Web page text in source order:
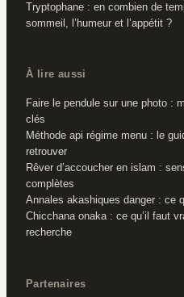
Tryptophane : en combien de
sommeil, l’humeur et l’appétit ?
À lire aussi
Faire le pendule sur une photo :
clés
Méthode api régime menu : le
retrouver
Rêver d’accoucher en islam :
complètes
Annales akashiques danger : ce
Chicchana onaka : ce qu’il faut
recherche
Partenaires